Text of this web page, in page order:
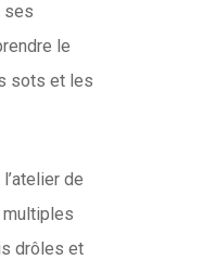
ses
le
sots et les
de
drôles et